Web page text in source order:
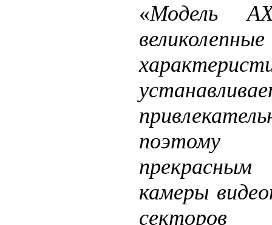
«Модель
поэтому
камеры
секторов